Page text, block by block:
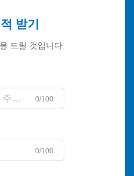
받기
드릴 것입니다.
0/100
0/100